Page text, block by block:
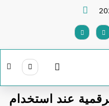
عند استخدام